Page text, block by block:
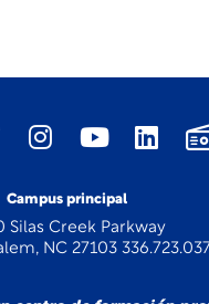
Campus principal
Silas Creek Parkway
NC 27103